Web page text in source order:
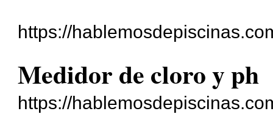
https://
Medidor de cloro y ph
https://